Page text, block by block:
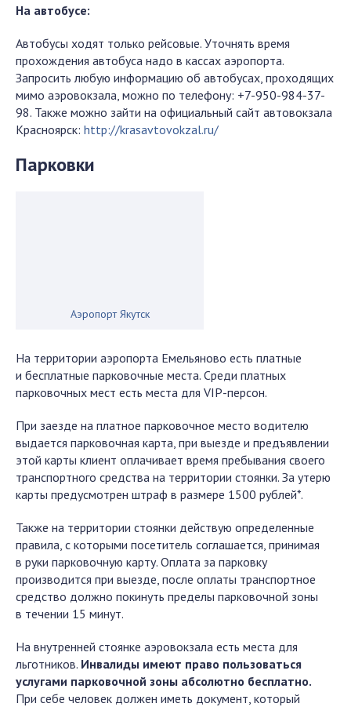
На автобусе:
Автобусы ходят только рейсовые. Уточнять время
прохождения автобуса надо в кассах аэропорта.
Запросить любую информацию об автобусах, проходящих
мимо аэровокзала, можно по телефону: +7-950-984-37-
98. Также можно зайти на официальный сайт автовокзала
Красноярск: http://krasavtovokzal.ru/
Парковки
Аэропорт Якутск
На территории аэропорта Емельяново есть платные
и бесплатные парковочные места. Среди платных
парковочных мест есть места для VIP-персон.
При заезде на платное парковочное место водителю
выдается парковочная карта, при выезде и предъявлении
этой карты клиент оплачивает время пребывания своего
транспортного средства на территории стоянки. За утерю
карты предусмотрен штраф в размере 1500 рублей*.
Также на территории стоянки действую определенные
правила, с которыми посетитель соглашается, принимая
в руки парковочную карту. Оплата за парковку
производится при выезде, после оплаты транспортное
средство должно покинуть пределы парковочной зоны
в течении 15 минут.
На внутренней стоянке аэровокзала есть места для
льготников. Инвалиды имеют право пользоваться
услугами парковочной зоны абсолютно бесплатно.
При себе человек должен иметь документ, который